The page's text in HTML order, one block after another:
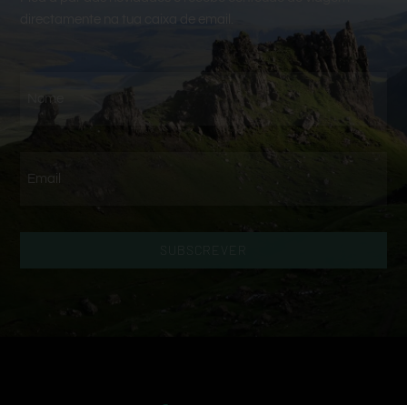
directamente na tua caixa de email.